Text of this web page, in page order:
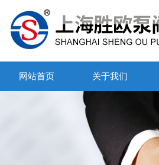
网站首页 关于我们